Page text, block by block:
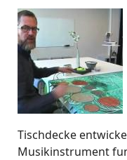
Tischdecke
Musikinstrument